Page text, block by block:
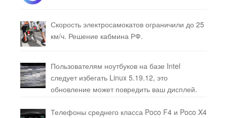
Скорость электросамокатов ограничили до 25
км/ч. Решение кабмина РФ.
Пользователям ноутбуков на базе Intel
следует избегать Linux 5.19.12, это
обновление может повредить ваш дисплей.
Телефоны среднего класса Poco F4 и Poco X4